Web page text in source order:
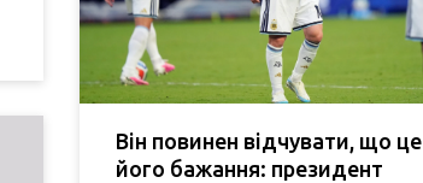
Він повинен відчувати, що це
його бажання: президент